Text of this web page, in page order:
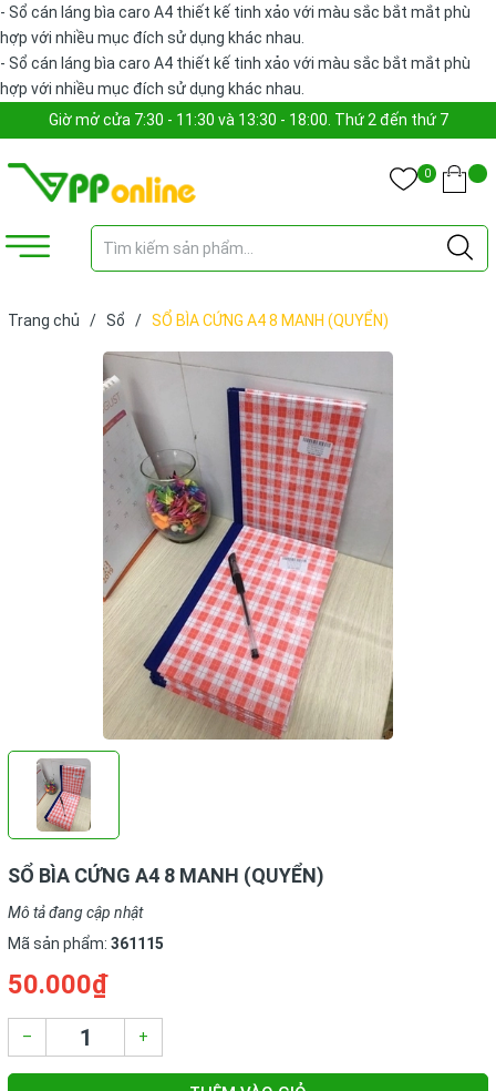
- Sổ cán láng bìa caro A4 thiết kế tinh xảo với màu sắc bắt mắt phù
hợp với nhiều mục đích sử dụng khác nhau.
- Sổ cán láng bìa caro A4 thiết kế tinh xảo với màu sắc bắt mắt phù
hợp với nhiều mục đích sử dụng khác nhau.
Giờ mở cửa 7:30 - 11:30 và 13:30 - 18:00. Thứ 2 đến thứ 7
0
Trang chủ / Sổ / SỔ BÌA CỨNG A4 8 MANH (QUYỂN)
SỔ BÌA CỨNG A4 8 MANH (QUYỂN)
Mô tả đang cập nhật
Mã sản phẩm: 361115
50.000₫
– +